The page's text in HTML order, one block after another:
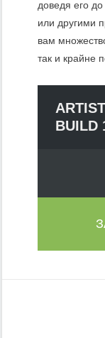
доведя его
или другими
вам
так и крайне
BUILD